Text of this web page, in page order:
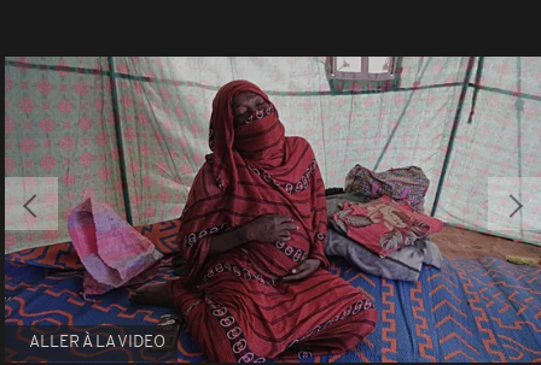
ALLER À LA VIDEO